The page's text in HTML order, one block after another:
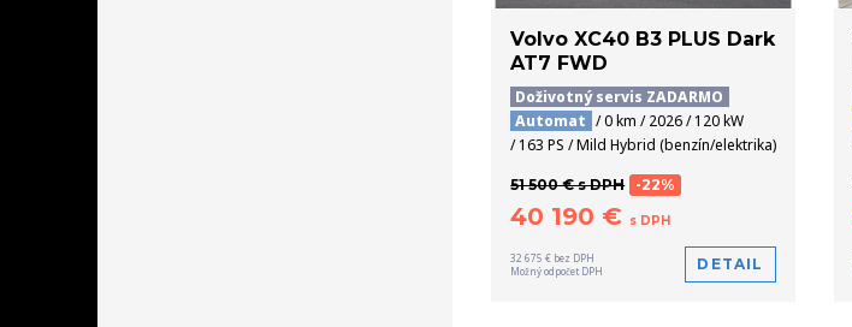
Volvo XC40 B3 PLUS Dark
AT7 FWD
Doživotný servis ZADARMO
Automat / 0 km / 2026 / 120 kW
/ 163 PS / Mild Hybrid (benzín/elektrika)
51 500 € s DPH -22%
40 190 € s DPH
32 675 € bez DPH
Možný odpočet DPH
DETAIL